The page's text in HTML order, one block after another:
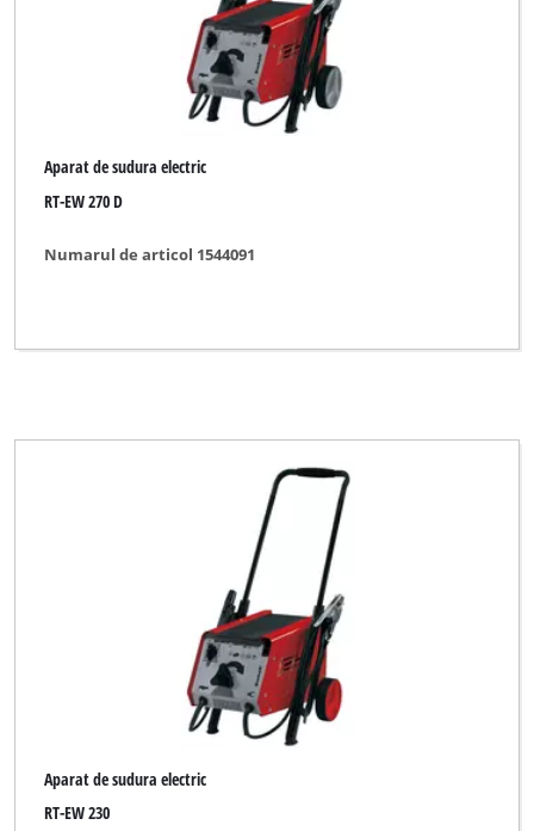
Aparat de sudura electric
RT-EW 270 D
Numarul de articol 1544091
Aparat de sudura electric
RT-EW 230